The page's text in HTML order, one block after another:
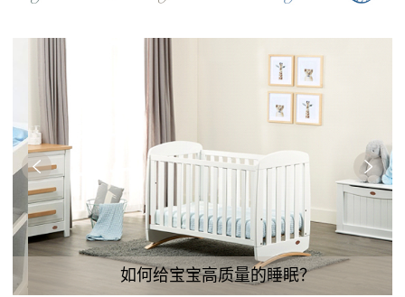
如何给宝宝高质量的睡眠？